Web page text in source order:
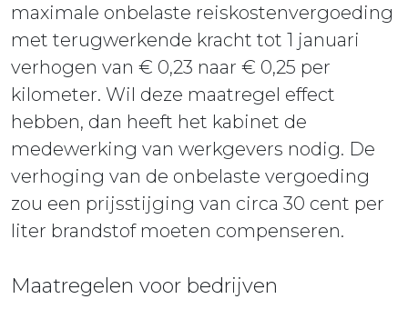
maximale onbelaste reiskostenvergoeding
met terugwerkende kracht tot 1 januari
verhogen van € 0,23 naar € 0,25 per
kilometer. Wil deze maatregel effect
hebben, dan heeft het kabinet de
medewerking van werkgevers nodig. De
verhoging van de onbelaste vergoeding
zou een prijsstijging van circa 30 cent per
liter brandstof moeten compenseren.
Maatregelen voor bedrijven